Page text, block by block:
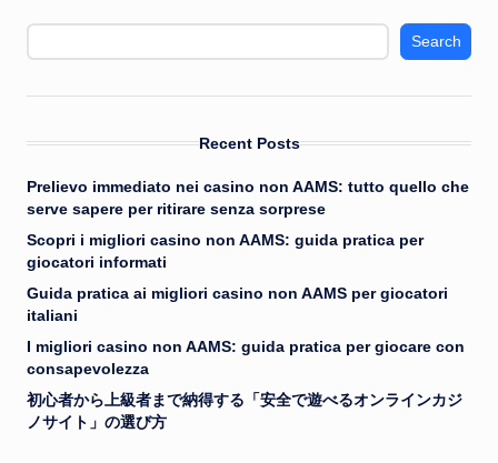
Search
Recent Posts
Prelievo immediato nei casino non AAMS: tutto quello che
serve sapere per ritirare senza sorprese
Scopri i migliori casino non AAMS: guida pratica per
giocatori informati
Guida pratica ai migliori casino non AAMS per giocatori
italiani
I migliori casino non AAMS: guida pratica per giocare con
consapevolezza
初心者から上級者まで納得する「安全で遊べるオンラインカジ
ノサイト」の選び方